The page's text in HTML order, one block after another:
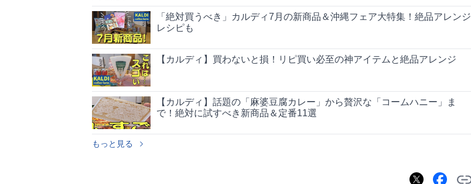
「絶対買うべき」カルディ7月の新商品＆沖縄フェア大特集！絶品アレンジ
レシピも
【カルディ】買わないと損！リピ買い必至の神アイテムと絶品アレンジ
【カルディ】話題の「麻婆豆腐カレー」から贅沢な「コームハニー」ま
で！絶対に試すべき新商品＆定番11選
もっと見る